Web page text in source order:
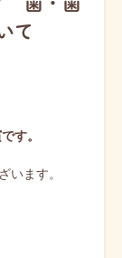
て
す。
います。